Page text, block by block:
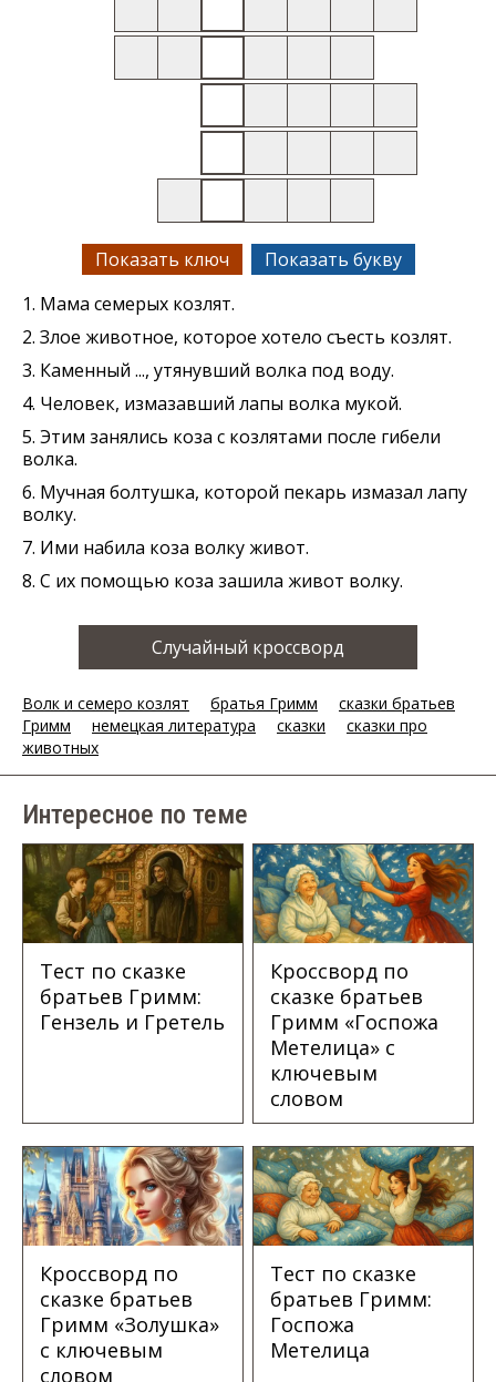
Показать ключ
Показать букву
1. Мама семерых козлят.
2. Злое животное, которое хотело съесть козлят.
3. Каменный ..., утянувший волка под воду.
4. Человек, измазавший лапы волка мукой.
5. Этим занялись коза с козлятами после гибели
волка.
6. Мучная болтушка, которой пекарь измазал лапу
волку.
7. Ими набила коза волку живот.
8. С их помощью коза зашила живот волку.
Случайный кроссворд
Волк и семеро козлят братья Гримм
сказки братьев
Гримм
немецкая литература сказки
сказки про
животных
Интересное по теме
Тест по сказке
братьев Гримм:
Гензель и Гретель
Кроссворд по
сказке братьев
Гримм «Госпожа
Метелица» с
ключевым
словом
Кроссворд по
сказке братьев
Гримм «Золушка»
с ключевым
словом
Тест по сказке
братьев Гримм:
Госпожа
Метелица